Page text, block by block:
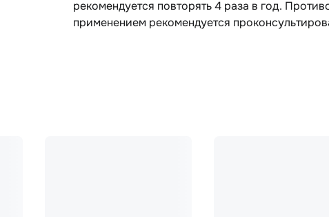
рекомендуется повторять 4 раза в год.
применением рекомендуется